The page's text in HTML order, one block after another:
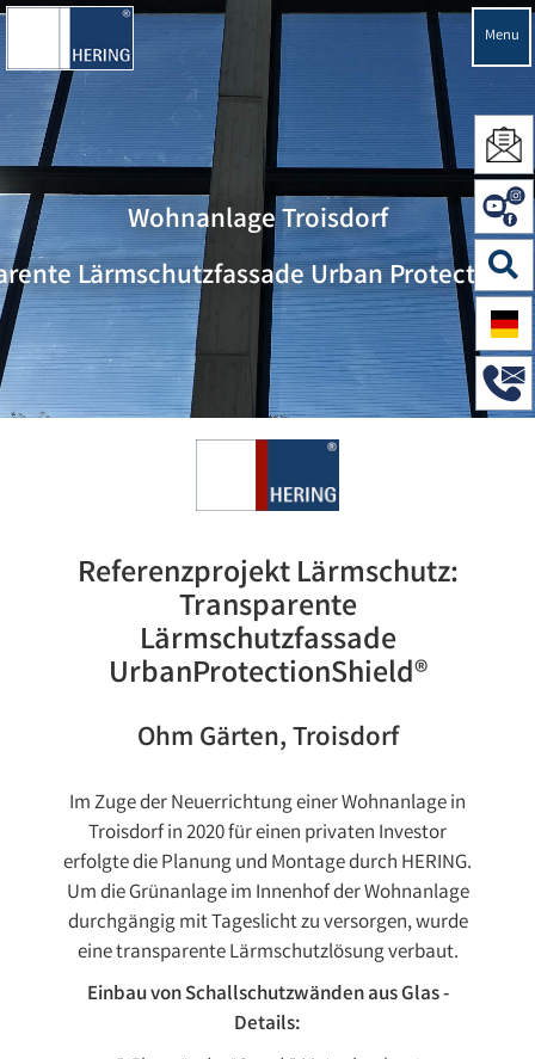
Menu
Wohnanlage Troisdorf
Lärmschutzfassade Urban Protection
Referenzprojekt Lärmschutz:
Transparente
Lärmschutzfassade
UrbanProtectionShield®
Ohm Gärten, Troisdorf
Im Zuge der Neuerrichtung einer Wohnanlage in
Troisdorf in 2020 für einen privaten Investor
erfolgte die Planung und Montage durch HERING.
Um die Grünanlage im Innenhof der Wohnanlage
durchgängig mit Tageslicht zu versorgen, wurde
eine transparente Lärmschutzlösung verbaut.
Einbau von Schallschutzwänden aus Glas -
Details: